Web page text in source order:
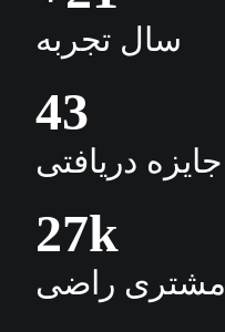
سال تجربه
43
جایزه دریافتی
27k
مشتری راضی